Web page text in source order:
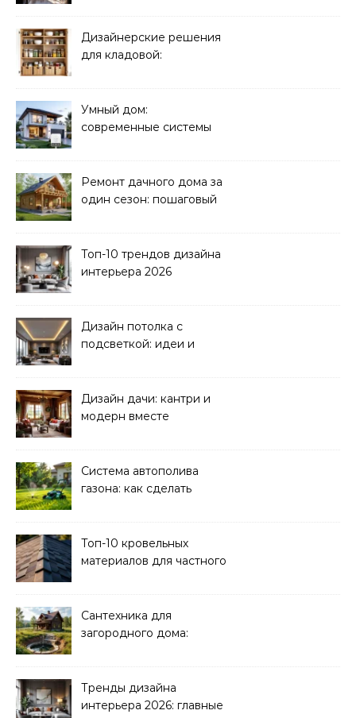
Дизайнерские решения
для кладовой:
Умный дом:
современные системы
Ремонт дачного дома за
один сезон: пошаговый
Топ-10 трендов дизайна
интерьера 2026
Дизайн потолка с
подсветкой: идеи и
Дизайн дачи: кантри и
модерн вместе
Система автополива
газона: как сделать
Топ-10 кровельных
материалов для частного
Сантехника для
загородного дома:
Тренды дизайна
интерьера 2026: главные